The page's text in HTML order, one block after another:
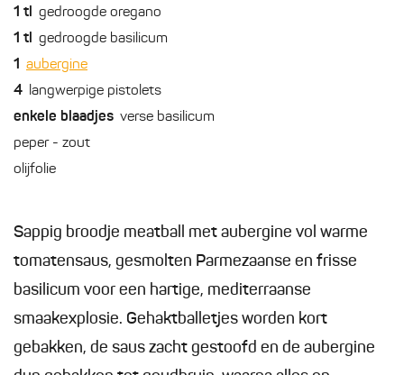
1 tl gedroogde oregano
1 tl gedroogde basilicum
1 aubergine
4 langwerpige pistolets
enkele blaadjes verse basilicum
peper - zout
olijfolie
Sappig broodje meatball met aubergine vol warme
tomatensaus, gesmolten Parmezaanse en frisse
basilicum voor een hartige, mediterraanse
smaakexplosie. Gehaktballetjes worden kort
gebakken, de saus zacht gestoofd en de aubergine